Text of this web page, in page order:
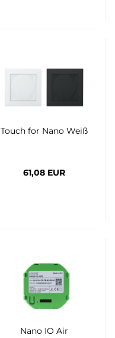
Touch for Nano Weiß
61,08 EUR
Nano IO Air